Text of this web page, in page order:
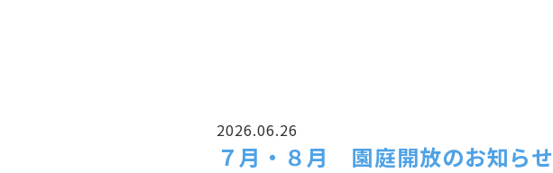
2026.06.26
７月・８月 園庭開放のお知らせ